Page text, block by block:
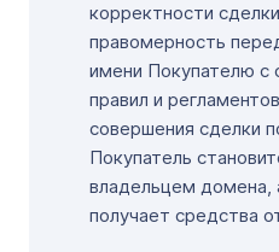
корректности
правомерность
имени Покупателю с
правил и
совершения сделки
Покупатель
владельцем домена,
получает средства